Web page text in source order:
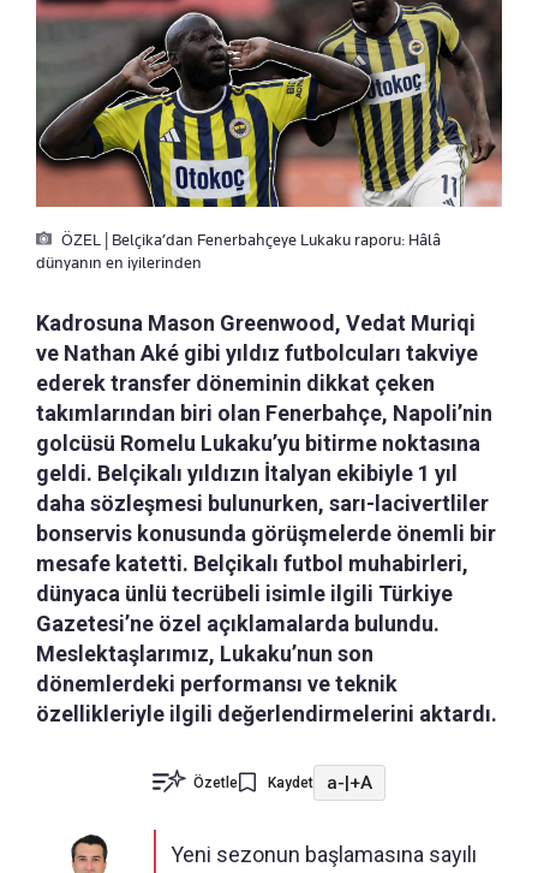
ÖZEL | Belçika’dan Fenerbahçeye Lukaku raporu: Hâlâ
dünyanın en iyilerinden
Kadrosuna Mason Greenwood, Vedat Muriqi
ve Nathan Aké gibi yıldız futbolcuları takviye
ederek transfer döneminin dikkat çeken
takımlarından biri olan Fenerbahçe, Napoli’nin
golcüsü Romelu Lukaku’yu bitirme noktasına
geldi. Belçikalı yıldızın İtalyan ekibiyle 1 yıl
daha sözleşmesi bulunurken, sarı-lacivertliler
bonservis konusunda görüşmelerde önemli bir
mesafe katetti. Belçikalı futbol muhabirleri,
dünyaca ünlü tecrübeli isimle ilgili Türkiye
Gazetesi’ne özel açıklamalarda bulundu.
Meslektaşlarımız, Lukaku’nun son
dönemlerdeki performansı ve teknik
özellikleriyle ilgili değerlendirmelerini aktardı.
Özetle Kaydet a-|+A
Yeni sezonun başlamasına sayılı